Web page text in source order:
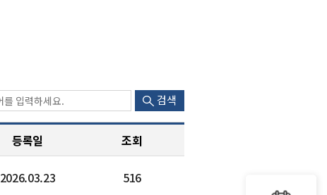
검색
등록일 조회
2026.03.23 516